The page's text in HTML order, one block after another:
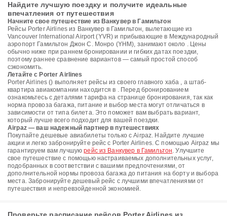
Найдите лучшую поездку и получите идеальные
впечатления от путешествия
Начните свое путешествие из Ванкувер в Гамильтон
Рейсы Porter Airlines из Ванкувер в Гамильтон, вылетающие из
Vancouver International Airport (YVR) и прибывающие в Международный
аэропорт Гамильтон Джон С. Монро (YHM), занимают около . Цены
обычно ниже при раннем бронировании и гибких датах поездки,
поэтому раннее сравнение вариантов — самый простой способ
сэкономить.
Летайте с Porter Airlines
Porter Airlines () выполняет рейсы из своего главного хаба , а штаб-
квартира авиакомпании находится в . Перед бронированием
ознакомьтесь с деталями тарифа на странице бронирования, так как
норма провоза багажа, питание и выбор места могут отличаться в
зависимости от типа билета. Это поможет вам выбрать вариант,
который лучше всего подходит для вашей поездки.
Airpaz — ваш надежный партнер в путешествиях
Покупайте дешевые авиабилеты только с Airpaz. Найдите лучшие
акции и легко забронируйте рейс с Porter Airlines. С помощью Airpaz мы
гарантируем вам лучшуюрейс из Ванкувер в Гамильтон. Улучшите
свое путешествие с помощью настраиваемых дополнительных услуг,
подобранных в соответствии с вашими предпочтениями, от
дополнительной нормы провоза багажа до питания на борту и выбора
места. Забронируйте дешевый рейс с лучшими впечатлениями от
путешествия и непревзойденной экономией.